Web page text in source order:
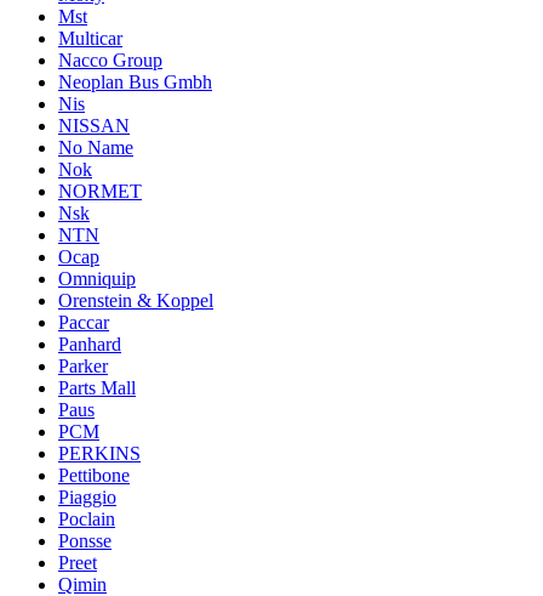
Mst
Multicar
Nacco Group
Neoplan Bus Gmbh
Nis
NISSAN
No Name
Nok
NORMET
Nsk
NTN
Ocap
Omniquip
Orenstein & Koppel
Paccar
Panhard
Parker
Parts Mall
Paus
PCM
PERKINS
Pettibone
Piaggio
Poclain
Ponsse
Preet
Qimin